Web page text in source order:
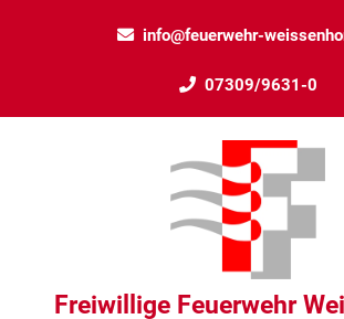
info@feuerwehr-
07309/9631-0
Freiwillige Feuerwehr